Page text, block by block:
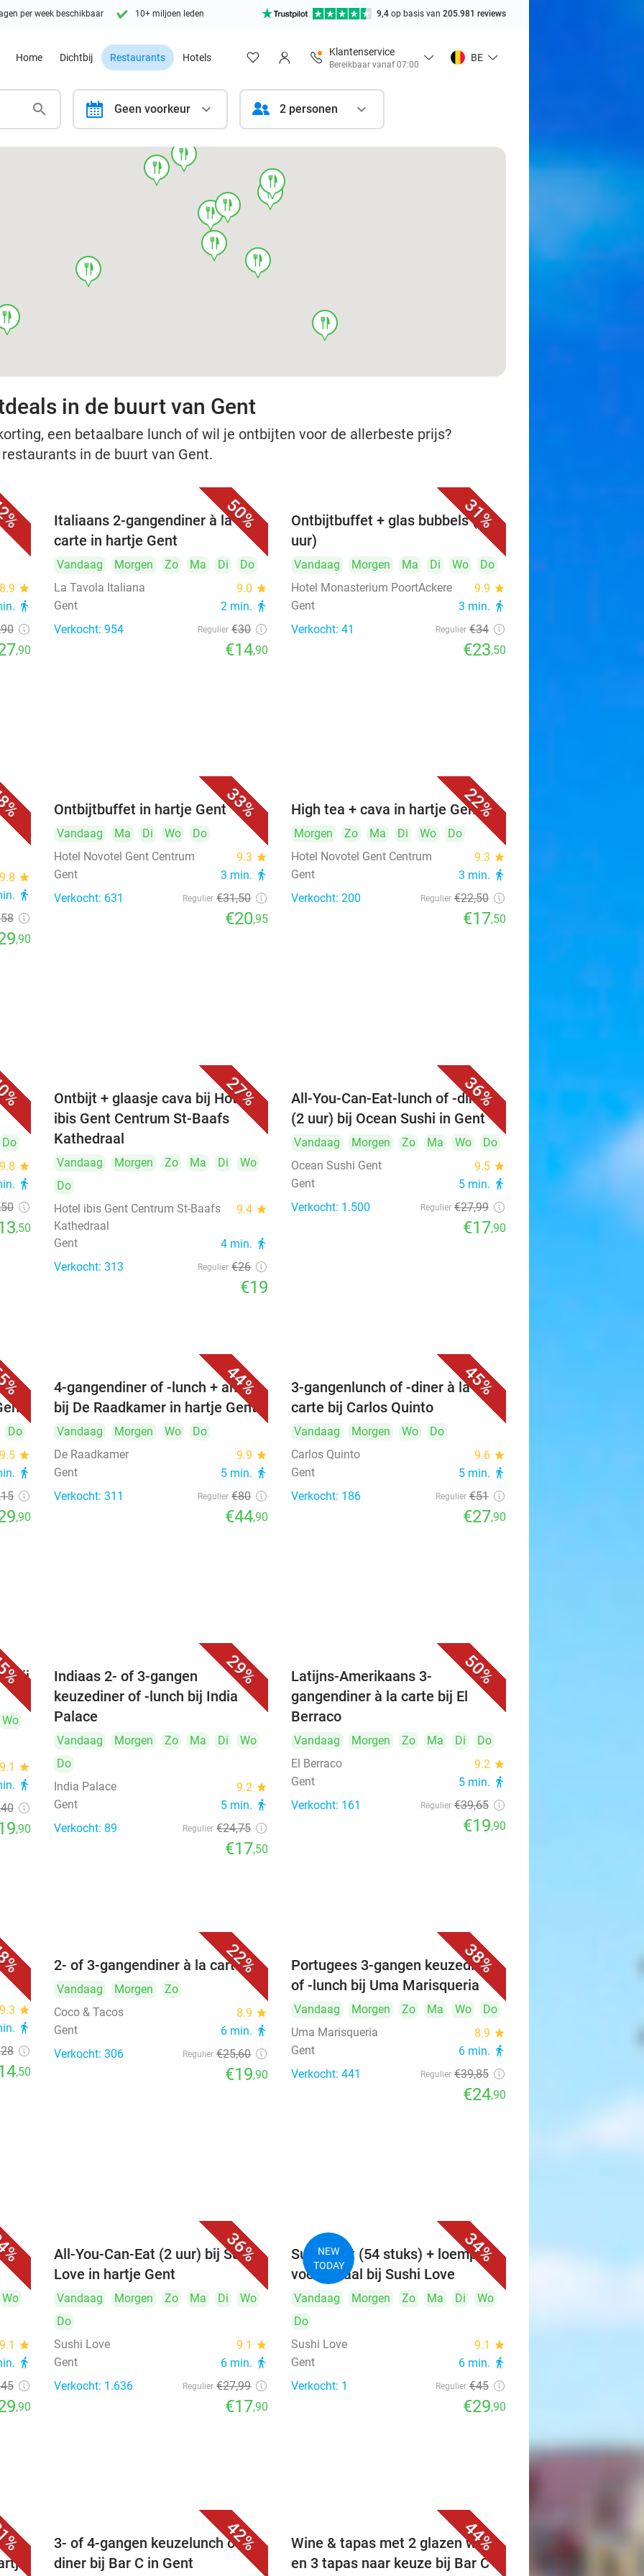
per week beschikbaar 10+ miljoen leden 9,4 op basis van 205.981 reviews
Home Dichtbij Restaurants Hotels
Klantenservice
Bereikbaar vanaf 07:00
BE
calendar Geen voorkeur 2 personen
food
food
food
food
food
food
food
food
food
food food
in de buurt van Gent
een betaalbare lunch of wil je ontbijten voor de allerbeste prijs?
in de buurt van Gent.
star
directions_walk
,90
50%
Italiaans 2-gangendiner à la
carte in hartje Gent
Vandaag Morgen Zo Ma Di
Do
La Tavola Italiana
9.0 star
Gent 2 min. directions_walk
Verkocht: 954 Regulier €30
€14,90
31%
Ontbijtbuffet + glas bubbels (1,5
uur)
Vandaag Morgen Ma Di Wo
Do
Hotel Monasterium PoortAckere
9.9 star
Gent 3 min. directions_walk
Verkocht: 41 Regulier €34
€23,50
star
directions_walk
,90
33%
Ontbijtbuffet in hartje Gent
Vandaag Ma Di Wo
Do
Hotel Novotel Gent Centrum
9.3 star
Gent 3 min. directions_walk
Verkocht: 631 Regulier €31,50
€20,95
22%
High tea + cava in hartje Gent
Morgen Zo Ma Di Wo
Do
Hotel Novotel Gent Centrum
9.3 star
Gent 3 min. directions_walk
Verkocht: 200 Regulier €22,50
€17,50
in
Do
star
directions_walk
,50
27%
Ontbijt + glaasje cava bij Hotel
ibis Gent Centrum St-Baafs
Kathedraal
Vandaag Morgen Zo Ma Di
Wo
Do
Hotel ibis Gent Centrum St-Baafs
Kathedraal
9.4 star
Gent 4 min. directions_walk
Verkocht: 313 Regulier €26
€19
36%
All-You-Can-Eat-lunch of -diner
(2 uur) bij Ocean Sushi in Gent
Vandaag Morgen Zo Ma Wo
Do
Ocean Sushi Gent
9.5 star
Gent 5 min. directions_walk
Verkocht: 1.500 Regulier €27,99
€17,90
Do
star
directions_walk
,90
44%
4-gangendiner of -lunch + amuse
bij De Raadkamer in hartje Gent
Vandaag Morgen Wo
Do
De Raadkamer
9.9 star
Gent 5 min. directions_walk
Verkocht: 311 Regulier €80
€44,90
45%
3-gangenlunch of -diner à la
carte bij Carlos Quinto
Vandaag Morgen Wo
Do
Carlos Quinto
9.6 star
Gent 5 min. directions_walk
Verkocht: 186 Regulier €51
€27,90
bij
Wo
star
directions_walk
,90
29%
Indiaas 2- of 3-gangen
keuzediner of -lunch bij India
Palace
Vandaag Morgen Zo Ma Di
Wo
Do
India Palace
9.2 star
Gent 5 min. directions_walk
Verkocht: 89 Regulier €24,75
€17,50
50%
Latijns-Amerikaans 3-
gangendiner à la carte bij El
Berraco
Vandaag Morgen Zo Ma Di
Do
El Berraco
9.2 star
Gent 5 min. directions_walk
Verkocht: 161 Regulier €39,65
€19,90
star
directions_walk
,50
22%
2- of 3-gangendiner à la carte
Vandaag Morgen
Zo
Coco & Tacos
8.9 star
Gent 6 min. directions_walk
Verkocht: 306 Regulier €25,60
€19,90
38%
Portugees 3-gangen keuzediner
of -lunch bij Uma Marisqueria
Vandaag Morgen Zo Ma Wo
Do
Uma Marisqueria
8.9 star
Gent 6 min. directions_walk
Verkocht: 441 Regulier €39,85
€24,90
Wo
star
directions_walk
,90
36%
All-You-Can-Eat (2 uur) bij Sushi
Love in hartje Gent
Vandaag Morgen Zo Ma Di
Wo
Do
Sushi Love
9.1 star
Gent 6 min. directions_walk
Verkocht: 1.636 Regulier €27,99
€17,90
34%
NEW
TODAY
Sushiboot (54 stuks) + loempia's
voor afhaal bij Sushi Love
Vandaag Morgen Zo Ma Di
Wo
Do
Sushi Love
9.1 star
Gent 6 min. directions_walk
Verkocht: 1 Regulier €45
€29,90
42%
3- of 4-gangen keuzelunch of -
diner bij Bar C in Gent
44%
Wine & tapas met 2 glazen wijn
en 3 tapas naar keuze bij Bar C